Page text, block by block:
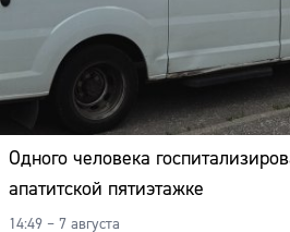
Одного человека
апатитской пятиэтажке
14:49 – 7 августа